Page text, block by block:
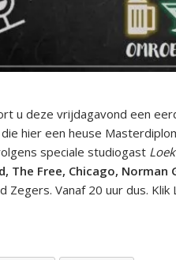
u deze vrijdagavond een
hier een heuse
speciale studiogast
The Free, Chicago, Norman
Zegers. Vanaf 20 uur dus. Klik